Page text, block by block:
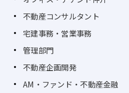
不動産コンサルタント
宅建事務・営業事務
管理部門
不動産企画開発
AM・ファンド・不動産金融